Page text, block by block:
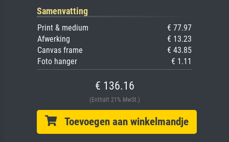
Samenvatting
Print & medium
€ 77.97
Afwerking
€ 13.23
Canvas frame
€ 43.85
Foto hanger
€ 1.11
€ 136.16
(Enthält 21% MwSt.)
Toevoegen aan winkelmandje